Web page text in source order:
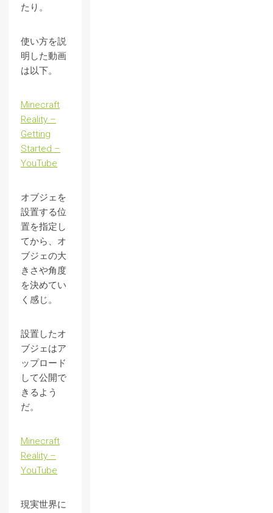
たり。
使い方を説
明した動画
は以下。
Minecraft
Reality –
Getting
Started –
YouTube
オブジェを
設置する位
置を指定し
てから、オ
ブジェの大
きさや角度
を決めてい
く感じ。
設置したオ
ブジェはア
ップロード
して公開で
きるよう
だ。
Minecraft
Reality –
YouTube
現実世界に